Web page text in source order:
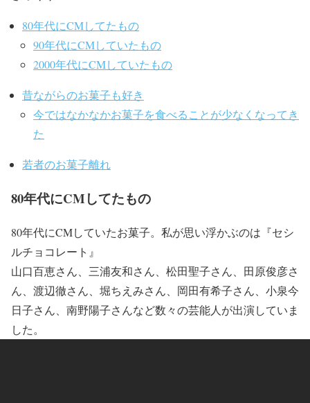
80年代にCMしてたもの
90年代にCMしていたもの
2000年代にCMしていたもの
昔ながらのお菓子も好き
今ではなかなかお菓子を食べることが少なくなってき
た
若者のお菓子離れ
80年代にCMしてたもの
80年代にCMしていたお菓子。私が思い浮かぶのは『セシ
ルチョコレート』
山口百恵さん、三浦友和さん、松田聖子さん、田原俊彦さ
ん、渡辺徹さん、堀ちえみさん、岡田有希子さん、小泉今
日子さん、南野陽子さんなど数々の芸能人が出演していま
した。